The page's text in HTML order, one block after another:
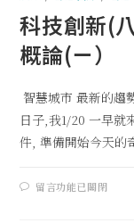
科技創新(
概論(ㄧ）
智慧城市 最新的趨
日子,我1/20 一早就
件, 準備開始今天的
留言功能已關閉